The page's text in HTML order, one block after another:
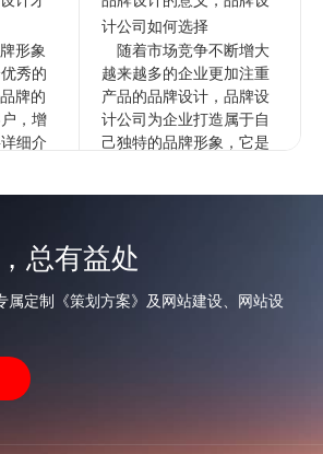
形象
秀的
牌的
，增
细介
计公司如何选择
随着市场竞争不断增大
越来越多的企业更加注重
产品的品牌设计，品牌设
计公司为企业打造属于自
己独特的品牌形象，它是
查看更多
总有益处
属定制《策划方案》及网站建设、网站设